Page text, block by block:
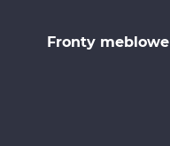
Fronty meblowe